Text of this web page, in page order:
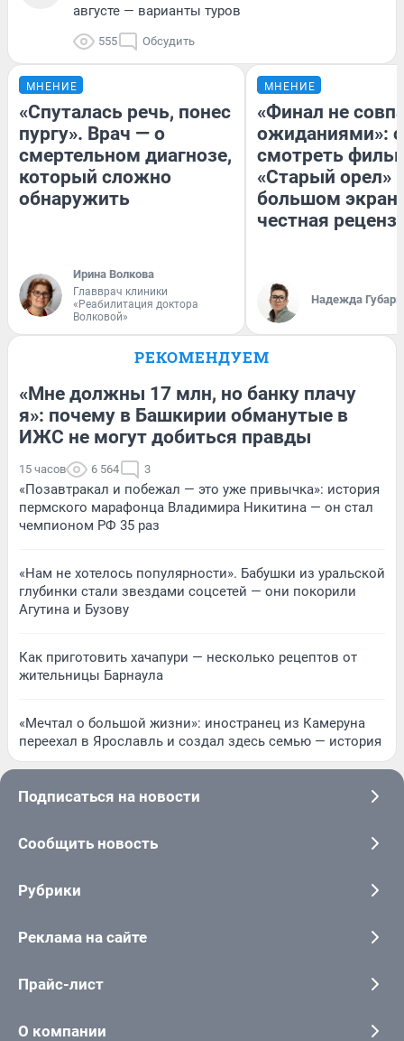
августе — варианты туров
555 Обсудить
МНЕНИЕ
«Спуталась речь, понес
пургу». Врач — о
смертельном диагнозе,
который сложно
обнаружить
Ирина Волкова
Главврач клиники
«Реабилитация доктора
Волковой»
МНЕНИЕ
«Финал не
ожиданиями»:
смотреть
«Старый орел»
большом
честная
Надежда Губарь
РЕКОМЕНДУЕМ
«Мне должны 17 млн, но банку плачу
я»: почему в Башкирии обманутые в
ИЖС не могут добиться правды
15 часов 6 564 3
«Позавтракал и побежал — это уже привычка»: история
пермского марафонца Владимира Никитина — он стал
чемпионом РФ 35 раз
«Нам не хотелось популярности». Бабушки из уральской
глубинки стали звездами соцсетей — они покорили
Агутина и Бузову
Как приготовить хачапури — несколько рецептов от
жительницы Барнаула
«Мечтал о большой жизни»: иностранец из Камеруна
переехал в Ярославль и создал здесь семью — история
Подписаться на новости
Сообщить новость
Рубрики
Реклама на сайте
Прайс-лист
О компании